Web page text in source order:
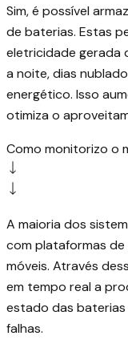
Sim, é possível
de baterias. Estas
eletricidade gerada
a noite, dias
energético. Isso
otimiza o
Como monitorizo ​​o
A maioria dos
com plataformas
móveis. Através
em tempo real a
estado das
falhas.